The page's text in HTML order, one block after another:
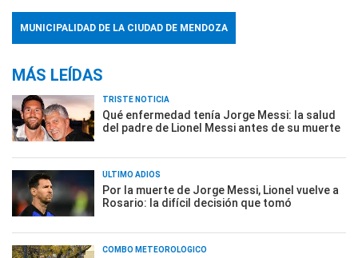
MUNICIPALIDAD DE LA CIUDAD DE MENDOZA
MÁS LEÍDAS
TRISTE NOTICIA
Qué enfermedad tenía Jorge Messi: la salud
del padre de Lionel Messi antes de su muerte
ÚLTIMO ADIÓS
Por la muerte de Jorge Messi, Lionel vuelve a
Rosario: la difícil decisión que tomó
COMBO METEOROLÓGICO